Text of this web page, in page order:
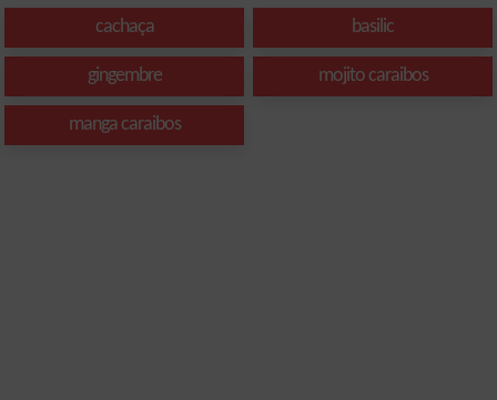
cachaça basilic
gingembre mojito caraibos
manga caraibos